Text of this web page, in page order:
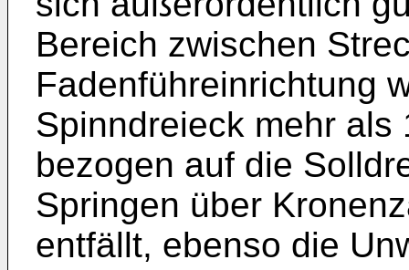
Bereich zwischen
Fadenführeinrichtung
Spinndreieck mehr
bezogen auf die
Springen über
entfällt, ebenso die